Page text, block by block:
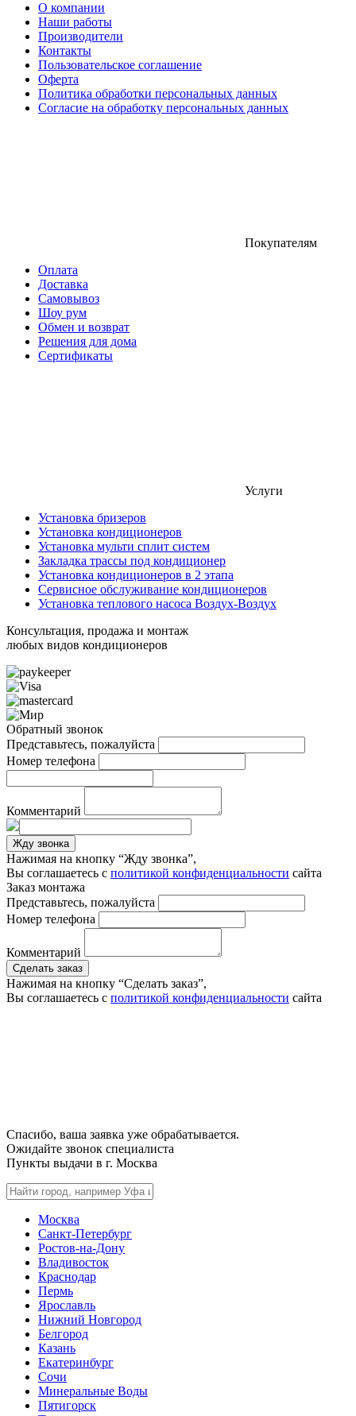
О компании
Наши работы
Производители
Контакты
Пользовательское соглашение
Оферта
Политика обработки персональных данных
Согласие на обработку персональных данных
Покупателям
Оплата
Доставка
Самовывоз
Шоу рум
Обмен и возврат
Решения для дома
Сертификаты
Услуги
Установка бризеров
Установка кондиционеров
Установка мульти сплит систем
Закладка трассы под кондиционер
Установка кондиционеров в 2 этапа
Сервисное обслуживание кондиционеров
Установка теплового насоса Воздух-Воздух
Консультация, продажа и монтаж
любых видов кондиционеров
Обратный звонок
Представьтесь, пожалуйста
Номер телефона
Комментарий
Жду звонка
Нажимая на кнопку “Жду звонка”,
Вы соглашаетесь с политикой конфиденциальности сайта
Заказ монтажа
Представьтесь, пожалуйста
Номер телефона
Комментарий
Сделать заказ
Нажимая на кнопку “Сделать заказ”,
Вы соглашаетесь с политикой конфиденциальности сайта
Спасибо, ваша заявка уже обрабатывается.
Ожидайте звонок специалиста
Пункты выдачи в г. Москва
Москва
Санкт-Петербург
Ростов-на-Дону
Владивосток
Краснодар
Пермь
Ярославль
Нижний Новгород
Белгород
Казань
Екатеринбург
Сочи
Минеральные Воды
Пятигорск